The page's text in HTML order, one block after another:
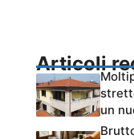
Articoli
un